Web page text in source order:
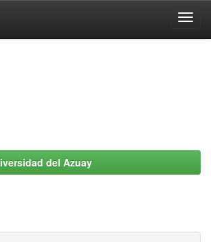
del Azuay